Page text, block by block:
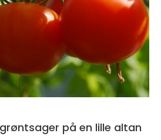
på en lille altan